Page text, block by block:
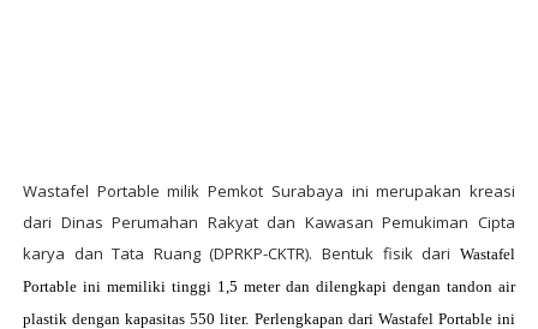
Wastafel Portable milik Pemkot Surabaya ini merupakan kreasi
dari Dinas Perumahan Rakyat dan Kawasan Pemukiman Cipta
karya dan Tata Ruang (DPRKP-CKTR). Bentuk fisik dariWastafel
Portable ini memiliki tinggi 1,5 meter dan dilengkapi dengan tandon air
plastik dengan kapasitas 550 liter. Perlengkapan dari Wastafel Portable ini